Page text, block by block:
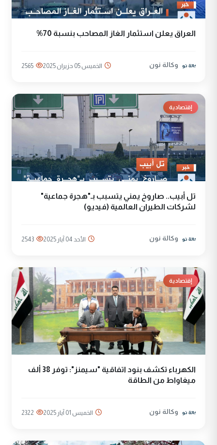
العراق يعلن استثمار الغاز المصاحب بنسبة 70%
وكالة نون الخميس 05 حزيران 2025 2565
إقتصادية
تل أبيب.. صاروخ يمني يتسبب بـ"هجرة جماعية"
لشركات الطيران العالمية (فيديو)
وكالة نون الأحد 04 آيار 2025 2543
إقتصادية
الكهرباء تكشف بنود اتفاقية "سيمنز": توفر 38 ألف
ميغاواط من الطاقة
وكالة نون الخميس 01 آيار 2025 2322